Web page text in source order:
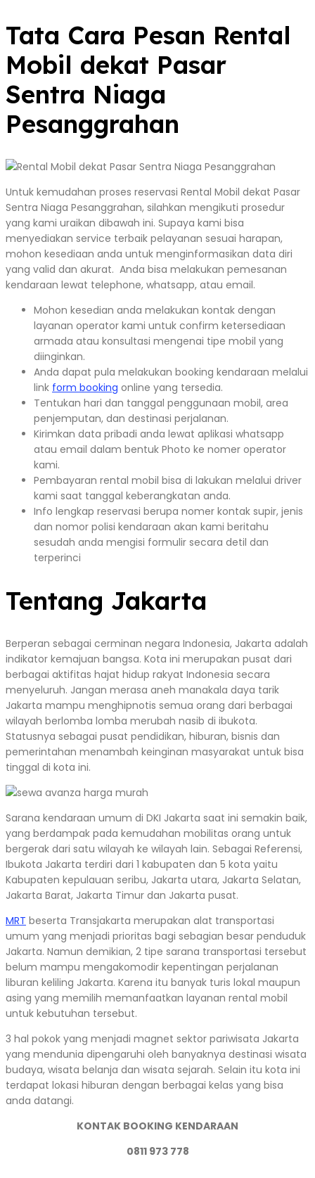
Tata Cara Pesan Rental
Mobil dekat Pasar
Sentra Niaga
Pesanggrahan
Untuk kemudahan proses reservasi Rental Mobil dekat Pasar
Sentra Niaga Pesanggrahan, silahkan mengikuti prosedur
yang kami uraikan dibawah ini. Supaya kami bisa
menyediakan service terbaik pelayanan sesuai harapan,
mohon kesediaan anda untuk menginformasikan data diri
yang valid dan akurat. Anda bisa melakukan pemesanan
kendaraan lewat telephone, whatsapp, atau email.
Mohon kesedian anda melakukan kontak dengan
layanan operator kami untuk confirm ketersediaan
armada atau konsultasi mengenai tipe mobil yang
diinginkan.
Anda dapat pula melakukan booking kendaraan melalui
link form booking online yang tersedia.
Tentukan hari dan tanggal penggunaan mobil, area
penjemputan, dan destinasi perjalanan.
Kirimkan data pribadi anda lewat aplikasi whatsapp
atau email dalam bentuk Photo ke nomer operator
kami.
Pembayaran rental mobil bisa di lakukan melalui driver
kami saat tanggal keberangkatan anda.
Info lengkap reservasi berupa nomer kontak supir, jenis
dan nomor polisi kendaraan akan kami beritahu
sesudah anda mengisi formulir secara detil dan
terperinci
Tentang Jakarta
Berperan sebagai cerminan negara Indonesia, Jakarta adalah
indikator kemajuan bangsa. Kota ini merupakan pusat dari
berbagai aktifitas hajat hidup rakyat Indonesia secara
menyeluruh. Jangan merasa aneh manakala daya tarik
Jakarta mampu menghipnotis semua orang dari berbagai
wilayah berlomba lomba merubah nasib di ibukota.
Statusnya sebagai pusat pendidikan, hiburan, bisnis dan
pemerintahan menambah keinginan masyarakat untuk bisa
tinggal di kota ini.
Sarana kendaraan umum di DKI Jakarta saat ini semakin baik,
yang berdampak pada kemudahan mobilitas orang untuk
bergerak dari satu wilayah ke wilayah lain. Sebagai Referensi,
Ibukota Jakarta terdiri dari 1 kabupaten dan 5 kota yaitu
Kabupaten kepulauan seribu, Jakarta utara, Jakarta Selatan,
Jakarta Barat, Jakarta Timur dan Jakarta pusat.
MRT beserta Transjakarta merupakan alat transportasi
umum yang menjadi prioritas bagi sebagian besar penduduk
Jakarta. Namun demikian, 2 tipe sarana transportasi tersebut
belum mampu mengakomodir kepentingan perjalanan
liburan keliling Jakarta. Karena itu banyak turis lokal maupun
asing yang memilih memanfaatkan layanan rental mobil
untuk kebutuhan tersebut.
3 hal pokok yang menjadi magnet sektor pariwisata Jakarta
yang mendunia dipengaruhi oleh banyaknya destinasi wisata
budaya, wisata belanja dan wisata sejarah. Selain itu kota ini
terdapat lokasi hiburan dengan berbagai kelas yang bisa
anda datangi.
KONTAK BOOKING KENDARAAN
0811 973 778